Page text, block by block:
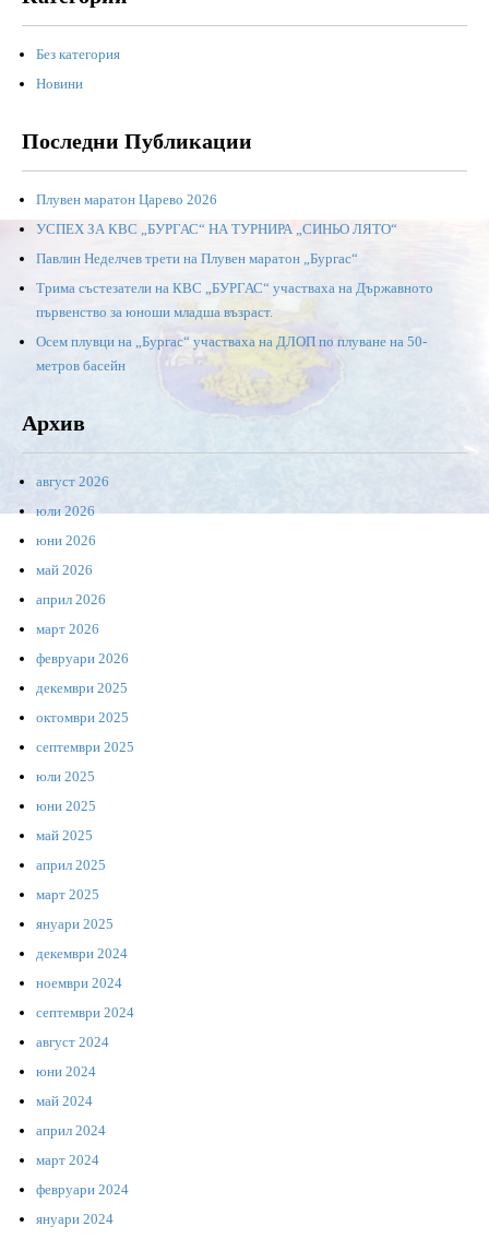
Без категория
Новини
Последни Публикации
Плувен маратон Царево 2026
УСПЕХ ЗА КВС „БУРГАС“ НА ТУРНИРА „СИНЬО ЛЯТО“
Павлин Неделчев трети на Плувен маратон „Бургас“
Трима състезатели на КВС „БУРГАС“ участваха на Държавното
първенство за юноши младша възраст.
Осем плувци на „Бургас“ участваха на ДЛОП по плуване на 50-
метров басейн
Архив
август 2026
юли 2026
юни 2026
май 2026
април 2026
март 2026
февруари 2026
декември 2025
октомври 2025
септември 2025
юли 2025
юни 2025
май 2025
април 2025
март 2025
януари 2025
декември 2024
ноември 2024
септември 2024
август 2024
юни 2024
май 2024
април 2024
март 2024
февруари 2024
януари 2024